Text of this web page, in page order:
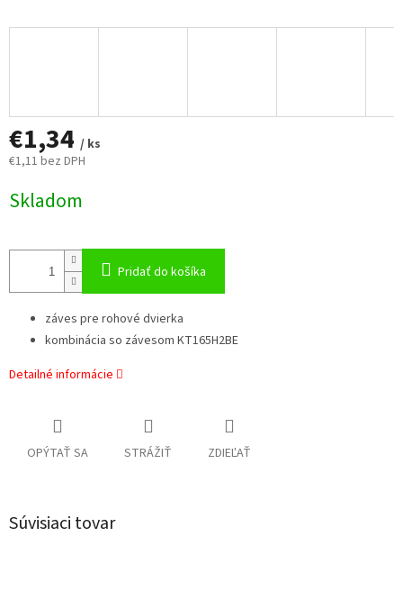
€1,34 / ks
€1,11 bez DPH
cena:
Skladom
Pridať do košíka
záves pre rohové dvierka
kombinácia so závesom KT165H2BE
Detailné informácie
OPÝTAŤ SA STRÁŽIŤ ZDIEĽAŤ
Súvisiaci tovar